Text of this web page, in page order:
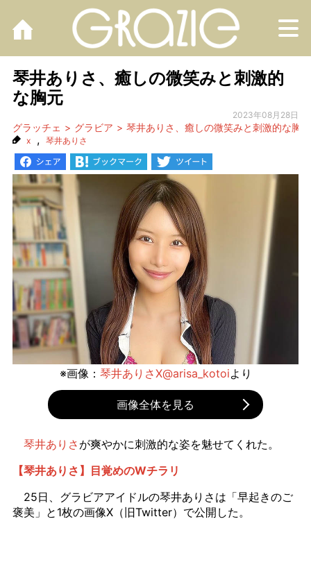
琴井ありさ、癒しの微笑みと刺激的
な胸元
2023年08月28日
グラッチェ グラビア 琴井ありさ、癒しの微笑みと刺激的な胸元
x , 琴井ありさ
※画像： 琴井ありさX@arisa_kotoiより
画像全体を見る
琴井ありさ が爽やかに刺激的な姿を魅せてくれた。
【琴井ありさ】目覚めのWチラリ
25日、グラビアアイドルの琴井ありさは「早起きのご
褒美」と1枚の画像X（旧Twitter）で公開した。